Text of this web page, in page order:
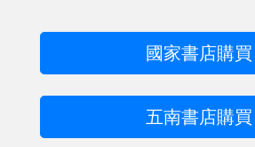
國家書店購買
五南書店購買